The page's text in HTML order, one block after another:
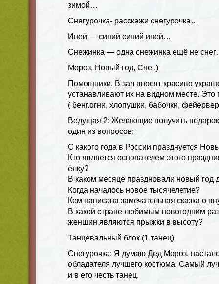
зимой…
Снегурочка- расскажи снегурочка…
Иней — синий синий иней…
Снежинка — одна снежинка ещё не
Мороз, Новый год, Снег.)
Помощники. В зал вносят красиво
устанавливают их на видном месте. Это
( бенг.огни, хлопушки, бабочки,
Ведущая 2: Желающие получить
один из вопросов:
С какого года в России празднуется
Кто является основателем этого
ёлку?
В каком месяце праздновали новый год
Когда началось новое тысячелетие?
Кем написана замечательная сказка о
В какой стране любимым новогодним
женщин являются прыжки в высоту?
Танцевальный блок (1 танец)
Снегурочка: Я думаю Дед Мороз,
обладателя лучшего костюма. Самый
и в его честь танец.